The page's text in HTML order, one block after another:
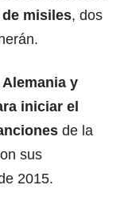
misiles, dos
Alemania y
iniciar el
de la
sus
2015.